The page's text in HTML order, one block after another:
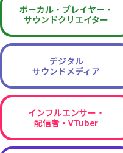
ボーカル・ プレイヤー・
サウンドクリエイター
デジタル
サウンドメディア
インフルエンサー・
配信者・VTuber